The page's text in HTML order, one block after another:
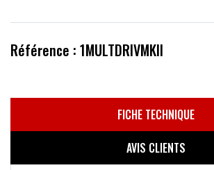
Référence : 1MULTDRIVMKII
FICHE TECHNIQUE
AVIS CLIENTS